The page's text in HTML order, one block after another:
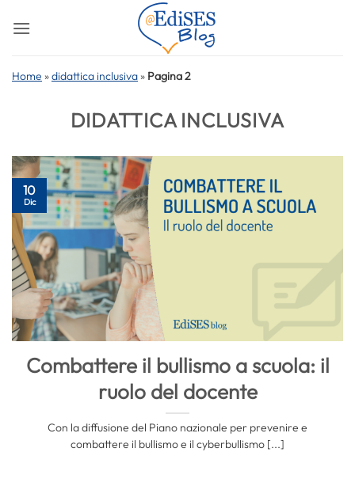
Home »didattica inclusiva » Pagina 2
DIDATTICA INCLUSIVA
Combattere il bullismo a scuola: il
ruolo del docente
Con la diffusione del Piano nazionale per prevenire e
combattere il bullismo e il cyberbullismo [...]
10
Dic